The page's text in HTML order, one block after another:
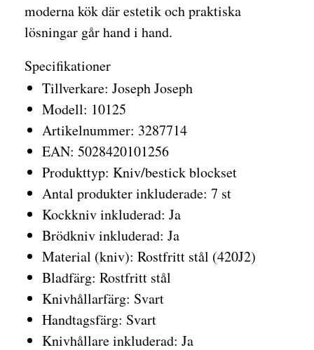
moderna kök där estetik och praktiska
lösningar går hand i hand.
Specifikationer
Tillverkare: Joseph Joseph
Modell: 10125
Artikelnummer: 3287714
EAN: 5028420101256
Produkttyp: Kniv/bestick blockset
Antal produkter inkluderade: 7 st
Kockkniv inkluderad: Ja
Brödkniv inkluderad: Ja
Material (kniv): Rostfritt stål (420J2)
Bladfärg: Rostfritt stål
Knivhållarfärg: Svart
Handtagsfärg: Svart
Knivhållare inkluderad: Ja